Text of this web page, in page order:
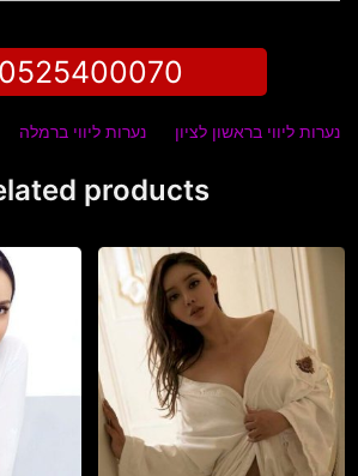
0525400070
נערות ליווי בראשון לציון נערות ליווי ברמלה
products